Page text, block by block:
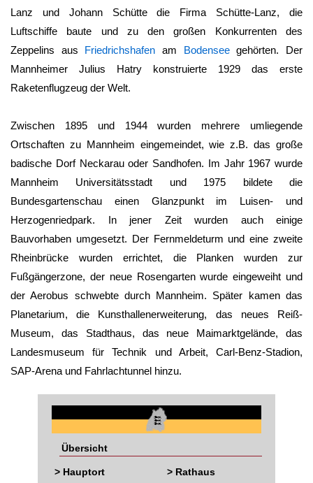
Lanz und Johann Schütte die Firma Schütte-Lanz, die
Luftschiffe baute und zu den großen Konkurrenten des
Zeppelins aus Friedrichshafen am Bodenseegehörten. Der
Mannheimer Julius Hatry konstruierte 1929 das erste
Raketenflugzeug der Welt.
Zwischen 1895 und 1944 wurden mehrere umliegende
Ortschaften zu Mannheim eingemeindet, wie z.B. das große
badische Dorf Neckarau oder Sandhofen. Im Jahr 1967 wurde
Mannheim Universitätsstadt und 1975 bildete die
Bundesgartenschau einen Glanzpunkt im Luisen- und
Herzogenriedpark. In jener Zeit wurden auch einige
Bauvorhaben umgesetzt. Der Fernmeldeturm und eine zweite
Rheinbrücke wurden errichtet, die Planken wurden zur
Fußgängerzone, der neue Rosengarten wurde eingeweiht und
der Aerobus schwebte durch Mannheim. Später kamen das
Planetarium, die Kunsthallenerweiterung, das neues Reiß-
Museum, das Stadthaus, das neue Maimarktgelände, das
Landesmuseum für Technik und Arbeit, Carl-Benz-Stadion,
SAP-Arena und Fahrlachtunnel hinzu.
Übersicht
> Hauptort
> Rathaus